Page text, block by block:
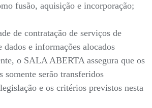
fusão, aquisição e incorporação;
de contratação de serviços de
dados e informações alocados
o SALA ABERTA assegura que os
somente serão transferidos
e os critérios previstos nesta